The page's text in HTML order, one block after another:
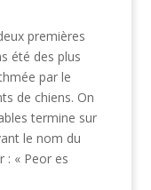
premières
été des plus
par le
de chiens. On
termine sur
le nom du
: « Peor es